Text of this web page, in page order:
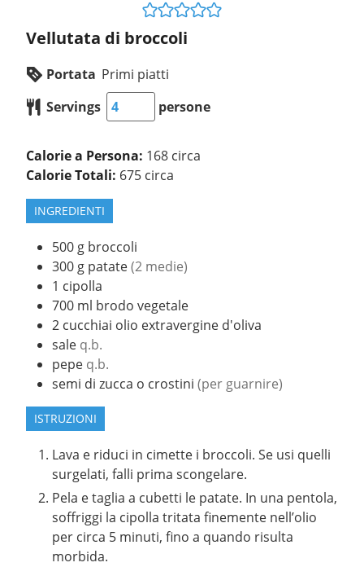
Vellutata di broccoli
Portata Primi piatti
Servings
persone
Calorie a Persona: 168 circa
Calorie Totali: 675 circa
INGREDIENTI
500 g broccoli
300 g patate(2 medie)
1 cipolla
700 ml brodo vegetale
2 cucchiai olio extravergine d'oliva
sale q.b.
pepe q.b.
semi di zucca o crostini (per guarnire)
ISTRUZIONI
Lava e riduci in cimette i broccoli. Se usi quelli
surgelati, falli prima scongelare.
Pela e taglia a cubetti le patate. In una pentola,
soffriggi la cipolla tritata finemente nell’olio
per circa 5 minuti, fino a quando risulta
morbida.